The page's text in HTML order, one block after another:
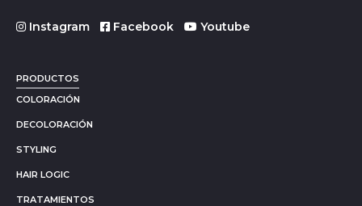
Instagram Facebook Youtube
PRODUCTOS
COLORACIÓN
DECOLORACIÓN
STYLING
HAIR LOGIC
TRATAMIENTOS